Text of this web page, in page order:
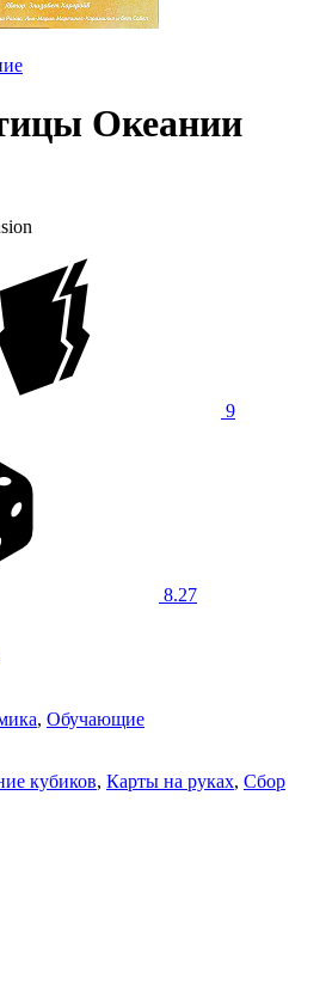
Океании
9
8.27
, Обучающие
кубиков, Карты на руках, Сбор